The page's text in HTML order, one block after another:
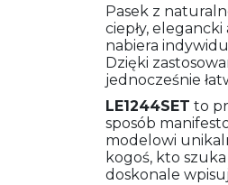
Pasek z
ciepły,
nabiera
Dzięki
jednocześnie
LE1244SET to
sposób
modelowi
kogoś, kto
doskonale